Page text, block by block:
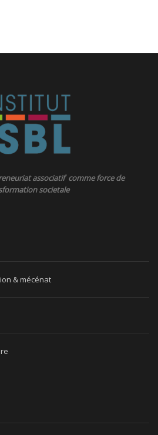
associatif comme force de
societale
& mécénat